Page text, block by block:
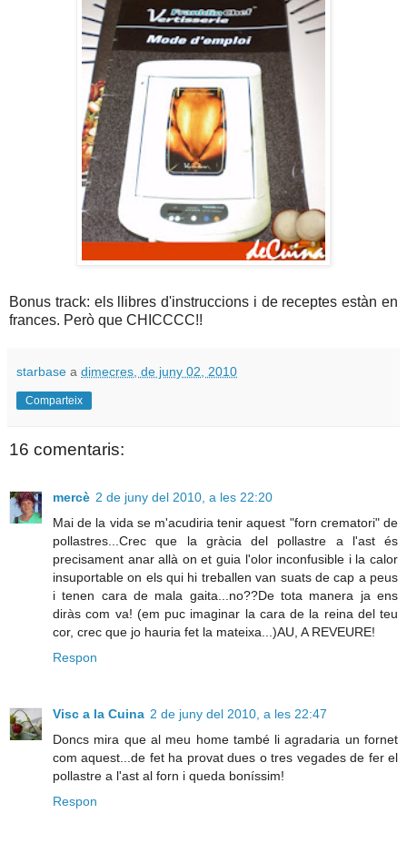
Bonus track: els llibres d'instruccions i de receptes estàn en
frances. Però que CHICCCC!!
starbase a dimecres, de juny 02, 2010
Comparteix
16 comentaris:
mercè 2 de juny del 2010, a les 22:20
Mai de la vida se m'acudiria tenir aquest "forn crematori" de
pollastres...Crec que la gràcia del pollastre a l'ast és
precisament anar allà on et guia l'olor inconfusible i la calor
insuportable on els qui hi treballen van suats de cap a peus
i tenen cara de mala gaita...no??De tota manera ja ens
diràs com va! (em puc imaginar la cara de la reina del teu
cor, crec que jo hauria fet la mateixa...)AU, A REVEURE!
Respon
Visc a la Cuina 2 de juny del 2010, a les 22:47
Doncs mira que al meu home també li agradaria un fornet
com aquest...de fet ha provat dues o tres vegades de fer el
pollastre a l'ast al forn i queda boníssim!
Respon